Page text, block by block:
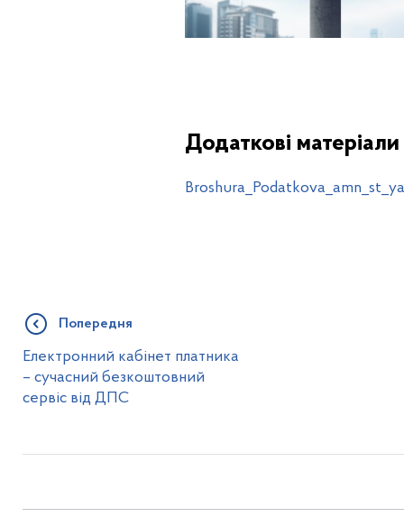
Додаткові матеріали
Попередня
Електронний кабінет платника
– сучасний безкоштовний
сервіс від ДПС